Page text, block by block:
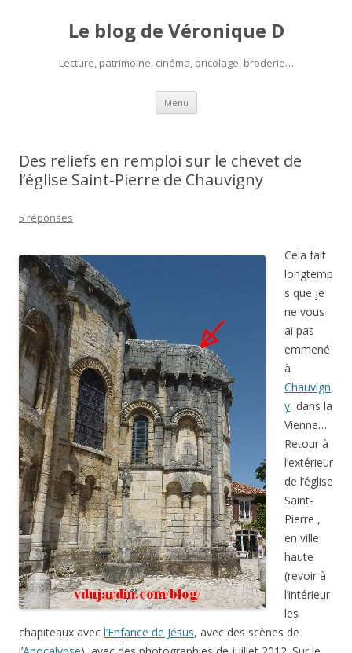
Le blog de Véronique D
Lecture, patrimoine, cinéma, bricolage, broderie…
Menu Aller
contenu
Des reliefs en remploi sur le chevet de
l’église Saint-Pierre de Chauvigny
5 réponses
Cela fait
longtemp
s que je
ne vous
ai pas
emmené
à
Chauvign
y, dans la
Vienne…
Retour à
l’extérieur
de l’église
Saint-
Pierre ,
en ville
haute
(revoir à
l’intérieur
les
chapiteaux avec l’Enfance de Jésus, avec des scènes de